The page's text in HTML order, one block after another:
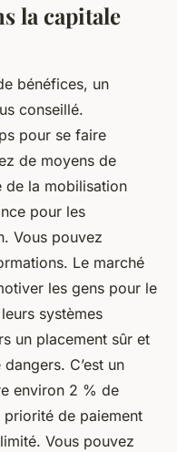
la capitale
bénéfices, un
conseillé.
pour se faire
de moyens de
de la mobilisation
pour les
Vous pouvez
Le marché
les gens pour le
systèmes
un placement sûr et
C’est un
environ 2 % de
priorité de paiement
Vous pouvez